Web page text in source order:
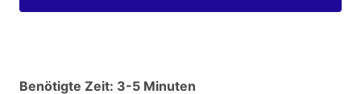
Benötigte Zeit: 3-5 Minuten